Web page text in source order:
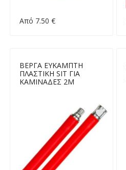
Από 7.50 €
ΒΕΡΓΑ ΕΥΚΑΜΠΤΗ
ΠΛΑΣΤΙΚΗ SIT ΓΙΑ
ΚΑΜΙΝΑΔΕΣ 2Μ